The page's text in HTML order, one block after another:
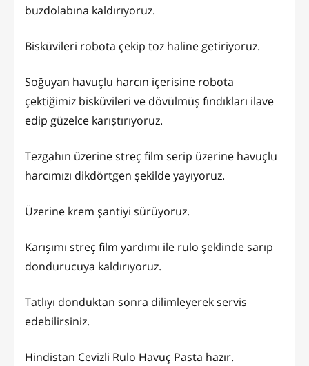
buzdolabına kaldırıyoruz.
Bisküvileri robota çekip toz haline getiriyoruz.
Soğuyan havuçlu harcın içerisine robota
çektiğimiz bisküvileri ve dövülmüş fındıkları ilave
edip güzelce karıştırıyoruz.
Tezgahın üzerine streç film serip üzerine havuçlu
harcımızı dikdörtgen şekilde yayıyoruz.
Üzerine krem şantiyi sürüyoruz.
Karışımı streç film yardımı ile rulo şeklinde sarıp
dondurucuya kaldırıyoruz.
Tatlıyı donduktan sonra dilimleyerek servis
edebilirsiniz.
Hindistan Cevizli Rulo Havuç Pasta hazır.